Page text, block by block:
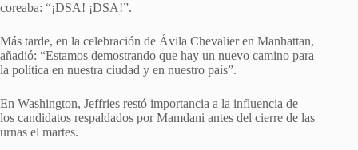
coreaba: “¡DSA! ¡DSA!”.
Más tarde, en la celebración de Ávila Chevalier en Manhattan,
añadió: “Estamos demostrando que hay un nuevo camino para
la política en nuestra ciudad y en nuestro país”.
En Washington, Jeffries restó importancia a la influencia de
los candidatos respaldados por Mamdani antes del cierre de las
urnas el martes.